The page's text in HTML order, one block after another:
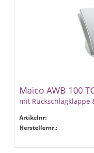
Maico AWB 100
mit Rückschlagklappe
Artikelnr:
Herstellernr.: